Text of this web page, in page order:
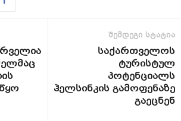
შემდეგი სტატია
საქართველოს
ტურისტულ
პოტენციალს
ჰელსინკის გამოფენაზე
გაეცნენ